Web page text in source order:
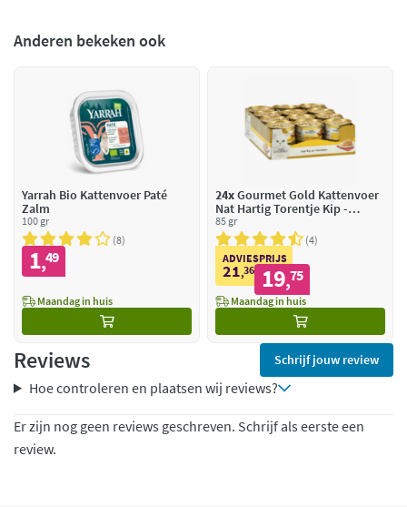
Anderen bekeken ook
Yarrah Bio Kattenvoer Paté
Zalm
100 gr
8
1,49
Maandag in huis
24xGourmet Gold Kattenvoer
Nat Hartig Torentje Kip -
Wortel
85 gr
4
ADVIESPRIJS
21,36 19,75
Maandag in huis
Reviews Schrijf jouw review
Hoe controleren en plaatsen wij reviews?
Er zijn nog geen reviews geschreven. Schrijf als eerste een
review.